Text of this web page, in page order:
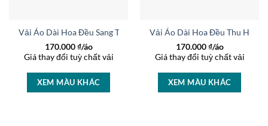
Vải Áo Dài Hoa Đều Sang Trọng AD 36975
170.000₫/áo
Giá thay đổi tuỳ chất vải
XEM MÀU KHÁC
Vải Áo Dài Hoa Đều Thu Hút
170.000₫/áo
Giá thay đổi tuỳ chất vải
XEM MÀU KHÁC
46259